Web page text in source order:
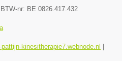
nr: BE 0826.417.432
kinesitherapie7.webnode.nl